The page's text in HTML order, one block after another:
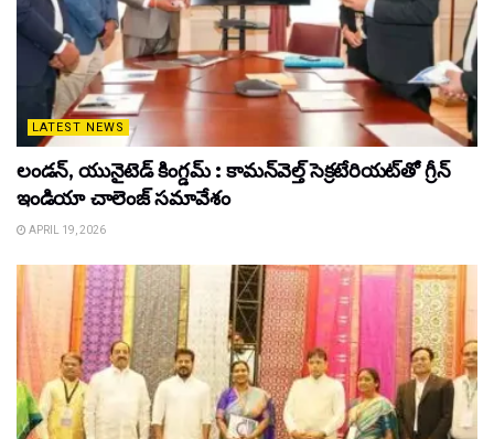
LATEST NEWS
లండన్, యునైటెడ్ కింగ్డమ్ : కామన్‌వెల్త్ సెక్రటేరియట్‌తో గ్రీన్
ఇండియా చాలెంజ్ సమావేశం
APRIL 19, 2026